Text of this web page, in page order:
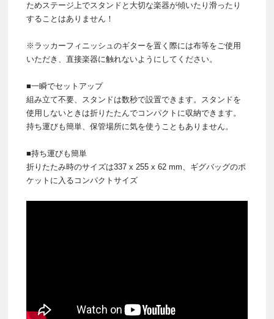
ためステージ上でスタンドと大切な楽器が傾いたり滑ったり
することはありません！
※ラッカーフィニッシュのギターを置く際には布等をご使用
いただき、直接楽器に触れないようにしてください。
■一瞬でセットアップ
組み立て不要、スタンドは数秒で設置できます。スタンドを
使用しないときは折りたたんでコンパクトに収納できます。
持ち運びも簡単、保管場所に気を使うこともありません。
■持ち運びも簡単
折りたたみ時のサイズは337 x 255 x 62 mm、ギグバッグのポ
ケットに入るコンパクトサイズ